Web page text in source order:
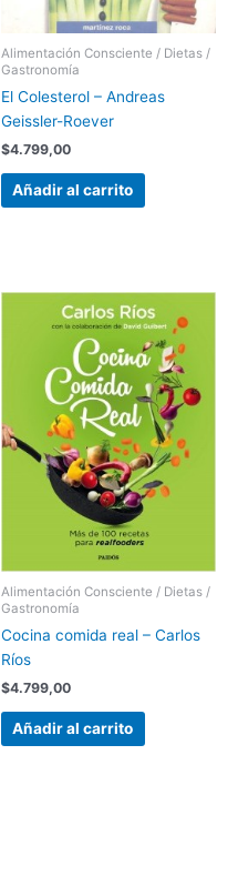
Alimentación Consciente / Dietas /
Gastronomía
El Colesterol – Andreas
Geissler-Roever
$4.799,00
Añadir al carrito
Alimentación Consciente / Dietas /
Gastronomía
Cocina comida real – Carlos
Ríos
$4.799,00
Añadir al carrito